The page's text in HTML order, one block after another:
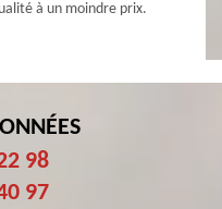
à un moindre prix.
98
97